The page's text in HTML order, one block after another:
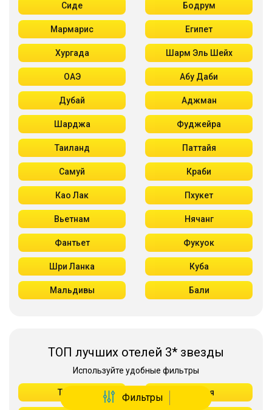
Фильтры
Сиде Бодрум
Мармарис Египет
Хургада Шарм Эль Шейх
ОАЭ Абу Даби
Дубай Аджман
Шарджа Фуджейра
Таиланд Паттайя
Самуй Краби
Као Лак Пхукет
Вьетнам Нячанг
Фантьет Фукуок
Шри Ланка Куба
Мальдивы Бали
ТОП лучших отелей 3* звезды
Используйте удобные фильтры
Турция Аланья